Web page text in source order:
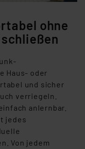
ohne
Haus- oder
und sicher
verriegeln.
anlernbar.
jedes
Von jedem